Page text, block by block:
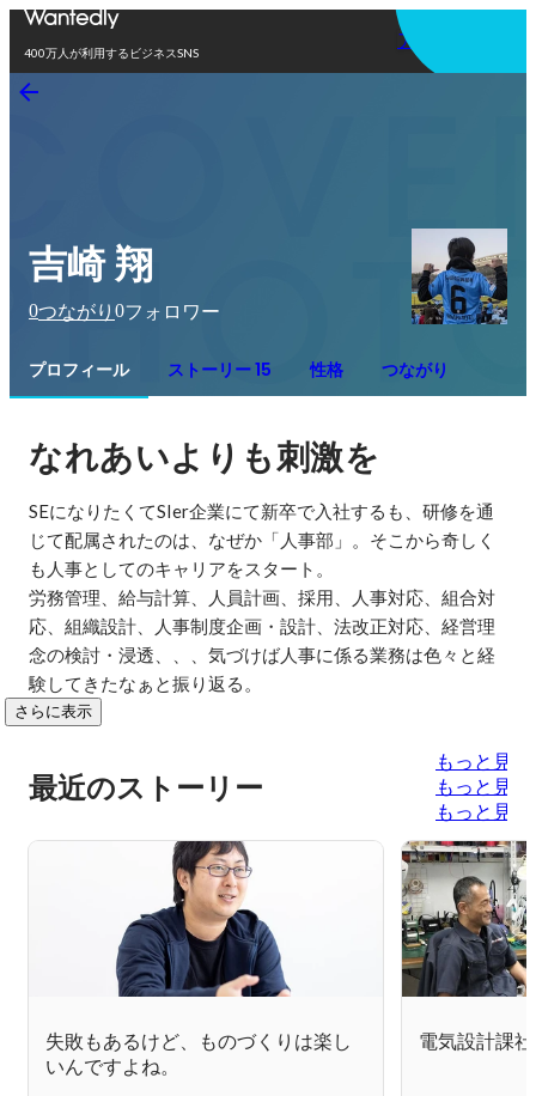
400万人が利用するビジネスSNS
アプリを使う
吉崎 翔
0つながり 0フォロワー
プロフィール ストーリー 15 性格 つながり
なれあいよりも刺激を
SEになりたくてSIer企業にて新卒で入社するも、研修を通
じて配属されたのは、なぜか「人事部」。そこから奇しく
も人事としてのキャリアをスタート。
労務管理、給与計算、人員計画、採用、人事対応、組合対
応、組織設計、人事制度企画・設計、法改正対応、経営理
念の検討・浸透、、、気づけば人事に係る業務は色々と経
験してきたなぁと振り返る。
さらに表示
最近のストーリー
もっと見る
もっと見る
もっと見る
失敗もあるけど、ものづくりは楽し
いんですよね。
電気設計課